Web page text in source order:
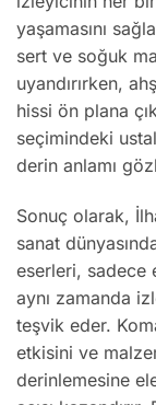
yaşamasını
sert ve soğuk
uyandırırken,
hissi ön plana
seçimindeki
derin anlamı
Sonuç olarak,
sanat
eserleri, sadece
aynı zamanda
teşvik eder.
etkisini ve
derinlemesine